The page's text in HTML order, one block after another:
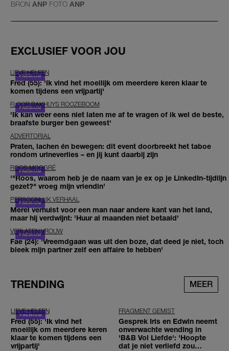
BRON ANP FOTO ANP
EXCLUSIEF VOOR JOU
LIEVE HELEEN
Fred (55): 'Ik vind het moeilijk om meerdere keren klaar te
komen tijdens een vrijpartij'
FLOOR BAKHUYS ROOZEBOOM
'Ik kan weer eens niet laten me af te vragen of ik wel de beste,
braafste burger ben geweest'
ADVERTORIAL
Praten, lachen én bewegen: dit event doorbreekt het taboe
rondom urineverlies – en jij kunt daarbij zijn
ROOS MOGGRÉ
'"Roos, waarom heb je de naam van je ex op je LinkedIn-tijdlijn
gezet?" vroeg mijn vriendin'
PERSOONLIJK VERHAAL
Merel verhuist voor een man naar andere kant van het land,
maar hij verdwijnt: 'Huur al maanden niet betaald'
VERLATEN VROUW
Fae (24): 'Vreemdgaan was uit den boze, dat deed je niet, toch
bleek mijn partner zelf een affaire te hebben'
TRENDING MEER
LIEVE HELEEN
Fred (55): 'Ik vind het
moeilijk om meerdere keren
klaar te komen tijdens een
vrijpartij'
FRAGMENT GEMIST
Gesprek Iris en Edwin neemt
onverwachte wending in
'B&B Vol Liefde': 'Hoopte
dat je niet verliefd zou